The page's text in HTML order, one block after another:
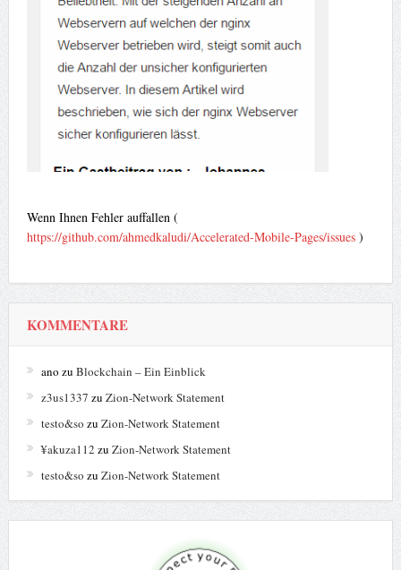
Wenn Ihnen Fehler auffallen (
https://github.com/ahmedkaludi/Accelerated-Mobile-Pages/issues)
KOMMENTARE
ano zu Blockchain – Ein Einblick
z3us1337 zu Zion-Network Statement
testo&so zu Zion-Network Statement
¥akuza112 zu Zion-Network Statement
testo&so zu Zion-Network Statement